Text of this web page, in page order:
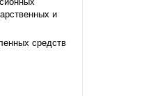
и
средств